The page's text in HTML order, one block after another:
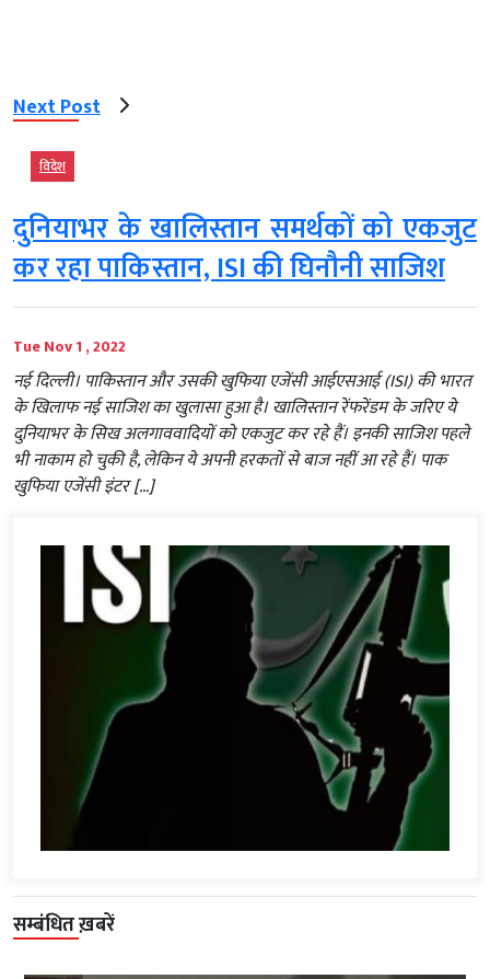
Next Post
विदेश
दुनियाभर के खालिस्तान समर्थकों को एकजुट
कर रहा पाकिस्तान, ISI की घिनौनी साजिश
Tue Nov 1 , 2022
नई दिल्ली। पाकिस्तान और उसकी खुफिया एजेंसी आईएसआई (ISI) की भारत
के खिलाफ नई साजिश का खुलासा हुआ है। खालिस्तान रेंफरेंडम के जरिए ये
दुनियाभर के सिख अलगाववादियों को एकजुट कर रहे हैं। इनकी साजिश पहले
भी नाकाम हो चुकी है, लेकिन ये अपनी हरकतों से बाज नहीं आ रहे हैं। पाक
खुफिया एजेंसी इंटर […]
सम्बंधित ख़बरें